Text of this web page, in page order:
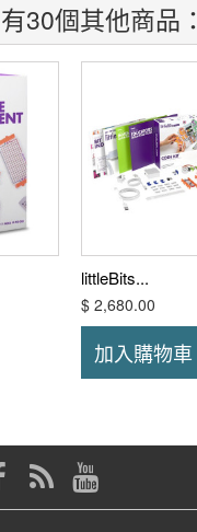
30個其他商品：
littleBits...
$ 2,680.00
加入購物車